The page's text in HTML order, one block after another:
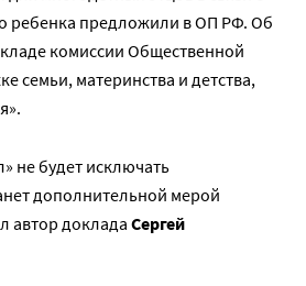
ребенка предложили в ОП РФ. Об
комиссии Общественной
семьи, материнства и детства,
не будет исключать
дополнительной мерой
автор доклада Сергей